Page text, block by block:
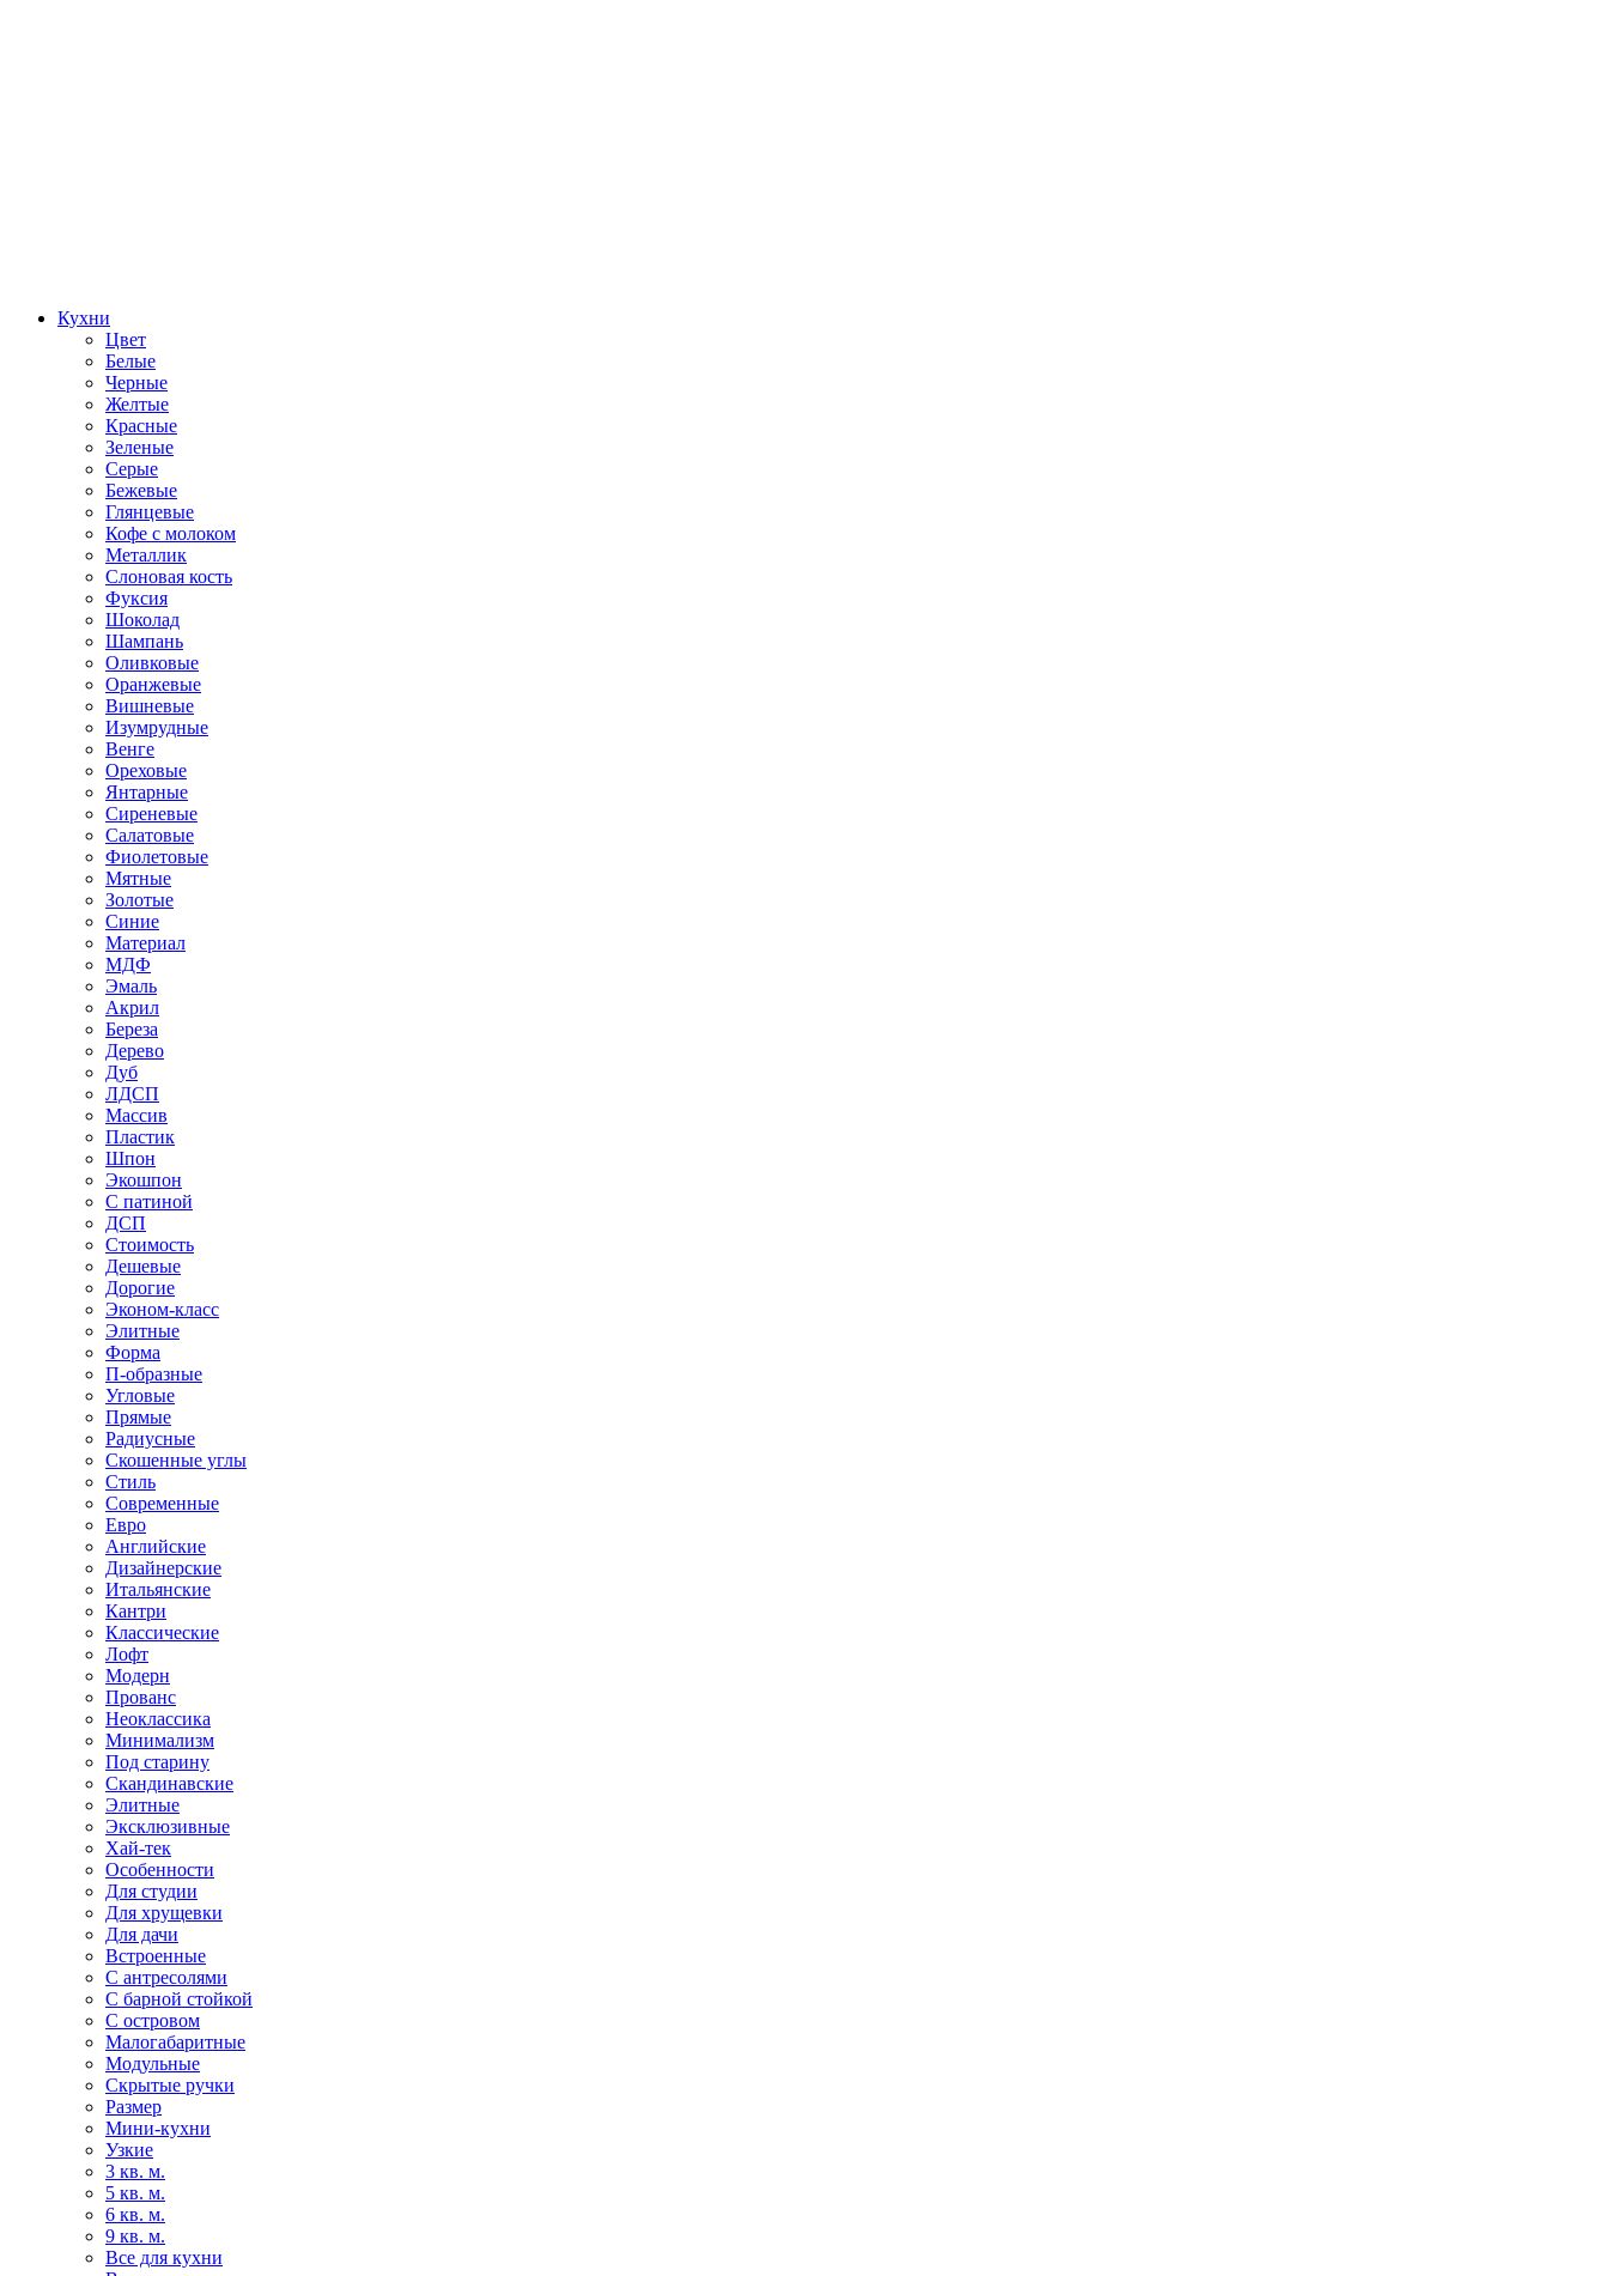
Кухни
Цвет
Белые
Черные
Желтые
Красные
Зеленые
Серые
Бежевые
Глянцевые
Кофе с молоком
Металлик
Слоновая кость
Фуксия
Шоколад
Шампань
Оливковые
Оранжевые
Вишневые
Изумрудные
Венге
Ореховые
Янтарные
Сиреневые
Салатовые
Фиолетовые
Мятные
Золотые
Синие
Материал
МДФ
Эмаль
Акрил
Береза
Дерево
Дуб
ЛДСП
Массив
Пластик
Шпон
Экошпон
С патиной
ДСП
Стоимость
Дешевые
Дорогие
Эконом-класс
Элитные
Форма
П-образные
Угловые
Прямые
Радиусные
Скошенные углы
Стиль
Современные
Евро
Английские
Дизайнерские
Итальянские
Кантри
Классические
Лофт
Модерн
Прованс
Неоклассика
Минимализм
Под старину
Скандинавские
Элитные
Эксклюзивные
Хай-тек
Особенности
Для студии
Для хрущевки
Для дачи
Встроенные
С антресолями
С барной стойкой
С островом
Малогабаритные
Модульные
Скрытые ручки
Размер
Мини-кухни
Узкие
3 кв. м.
5 кв. м.
6 кв. м.
9 кв. м.
Все для кухни